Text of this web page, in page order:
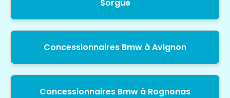
Sorgue
Concessionnaires Bmw à Avignon
Concessionnaires Bmw à Rognonas